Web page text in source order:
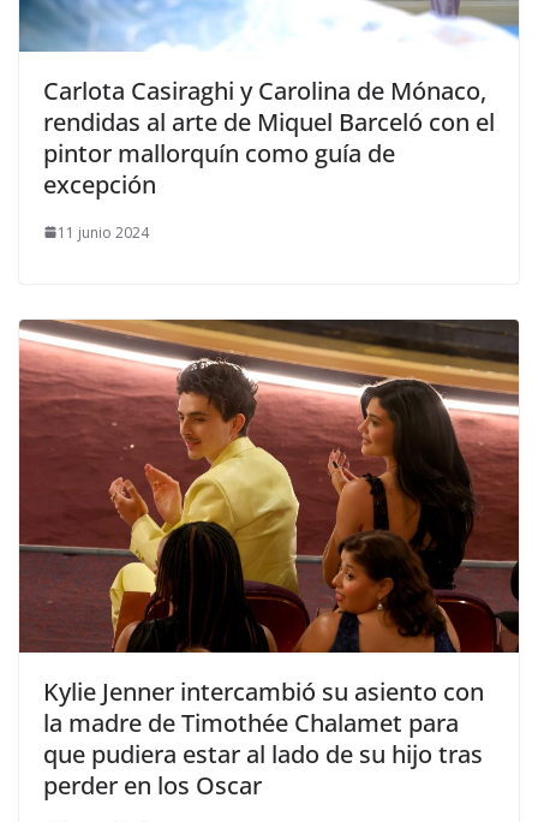
​Carlota Casiraghi y Carolina de Mónaco,
rendidas al arte de Miquel Barceló con el
pintor mallorquín como guía de
excepción
11 junio 2024
​Kylie Jenner intercambió su asiento con
la madre de Timothée Chalamet para
que pudiera estar al lado de su hijo tras
perder en los Oscar